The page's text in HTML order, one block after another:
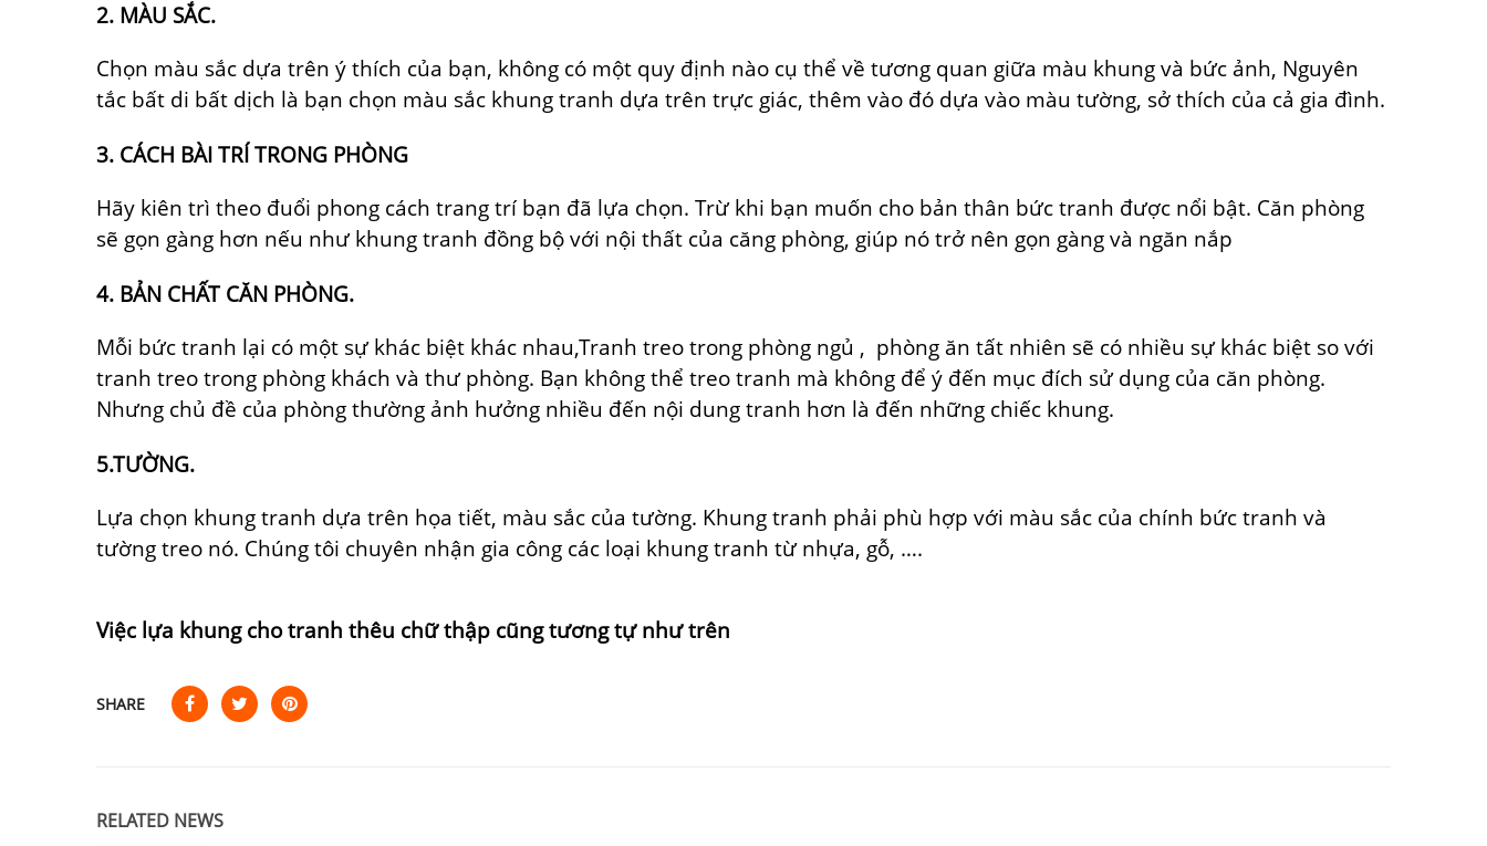
2. MÀU SẮC.
Chọn màu sắc dựa trên ý thích của bạn, không có một quy định nào cụ thể về tương quan giữa màu khung và bức ảnh, Nguyên
tắc bất di bất dịch là bạn chọn màu sắc khung tranh dựa trên trực giác, thêm vào đó dựa vào màu tường, sở thích của cả gia đình.
3. CÁCH BÀI TRÍ TRONG PHÒNG
Hãy kiên trì theo đuổi phong cách trang trí bạn đã lựa chọn. Trừ khi bạn muốn cho bản thân bức tranh được nổi bật. Căn phòng
sẽ gọn gàng hơn nếu như khung tranh đồng bộ với nội thất của căng phòng, giúp nó trở nên gọn gàng và ngăn nắp
4. BẢN CHẤT CĂN PHÒNG.
Mỗi bức tranh lại có một sự khác biệt khác nhau,Tranh treo trong phòng ngủ , phòng ăn tất nhiên sẽ có nhiều sự khác biệt so với
tranh treo trong phòng khách và thư phòng. Bạn không thể treo tranh mà không để ý đến mục đích sử dụng của căn phòng.
Nhưng chủ đề của phòng thường ảnh hưởng nhiều đến nội dung tranh hơn là đến những chiếc khung.
5.TƯỜNG.
Lựa chọn khung tranh dựa trên họa tiết, màu sắc của tường. Khung tranh phải phù hợp với màu sắc của chính bức tranh và
tường treo nó. Chúng tôi chuyên nhận gia công các loại khung tranh từ nhựa, gỗ, ….
Việc lựa khung cho tranh thêu chữ thập cũng tương tự như trên
SHARE
RELATED NEWS